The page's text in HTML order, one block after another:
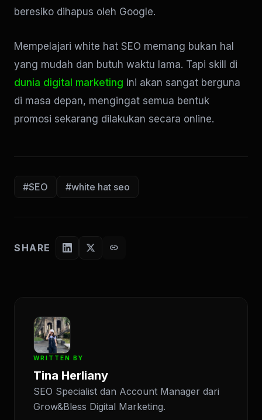
beresiko dihapus oleh Google.
Mempelajari white hat SEO memang bukan hal
yang mudah dan butuh waktu lama. Tapi skill di
dunia digital marketing ini akan sangat berguna
di masa depan, mengingat semua bentuk
promosi sekarang dilakukan secara online.
#SEO #white hat seo
SHARE link
WRITTEN BY
Tina Herliany
SEO Specialist dan Account Manager dari
Grow&Bless Digital Marketing.